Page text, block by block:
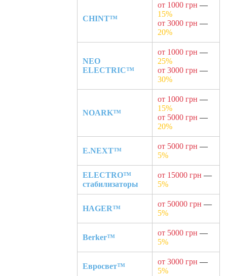
CHINT™
от 1000 грн —
15%
от 3000 грн —
20%
NEO
ELECTRIC™
от 1000 грн —
25%
от 3000 грн —
30%
NOARK™
от 1000 грн —
15%
от 5000 грн —
20%
E.NEXT™
от 5000 грн —
5%
ELECTRO™
стабилизаторы
от 15000 грн —
5%
HAGER™
от 50000 грн —
5%
Berker™
от 5000 грн —
5%
Евросвет™
от 3000 грн —
5%